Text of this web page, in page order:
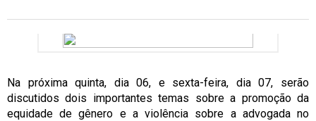
Na próxima quinta, dia 06, e sexta-feira, dia 07, serão
discutidos dois importantes temas sobre a promoção da
equidade de gênero e a violência sobre a advogada no